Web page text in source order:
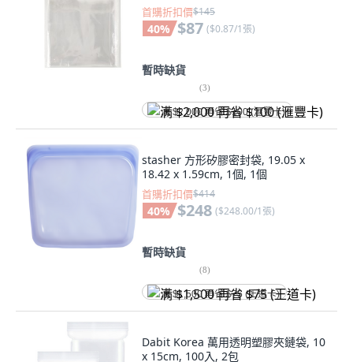
首購折扣價$145
40% $87 ($0.87/1張)
暫時缺貨
(3)
满 $2,000 再省 $100 (滙豐卡)
stasher 方形矽膠密封袋, 19.05 x
18.42 x 1.59cm, 1個, 1個
首購折扣價$414
40% $248 ($248.00/1張)
暫時缺貨
(8)
满 $1,500 再省 $75 (王道卡)
Dabit Korea 萬用透明塑膠夾鏈袋, 10
x 15cm, 100入, 2包